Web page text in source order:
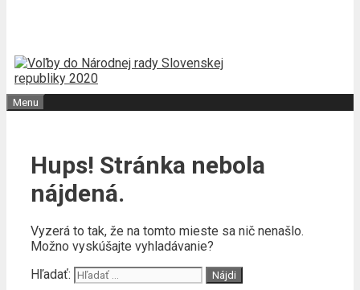
Menu
Hups! Stránka nebola
nájdená.
Vyzerá to tak, že na tomto mieste sa nič nenašlo.
Možno vyskúšajte vyhladávanie?
Hľadať: